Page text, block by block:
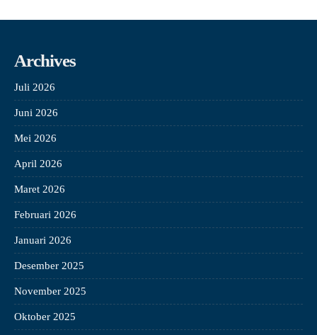
Archives
Juli 2026
Juni 2026
Mei 2026
April 2026
Maret 2026
Februari 2026
Januari 2026
Desember 2025
November 2025
Oktober 2025